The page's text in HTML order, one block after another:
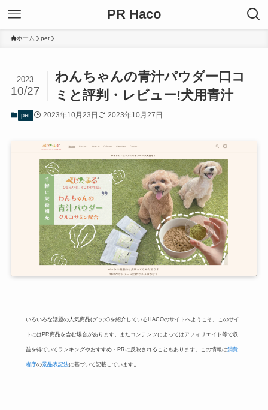
PR Haco
ホーム pet
わんちゃんの青汁パウダー口コ
ミと評判・レビュー!犬用青汁
2023
10/27
pet 2023年10月23日 2023年10月27日
いろいろな話題の人気商品(グッズ)を紹介しているHACOのサイトへようこそ。このサイ
トにはPR商品を含む場合があります、またコンテンツによってはアフィリエイト等で収
益を得ていてランキングやおすすめ・PRに反映されることもあります。この情報は消費
者庁の景品表記法に基づいて記載しています。